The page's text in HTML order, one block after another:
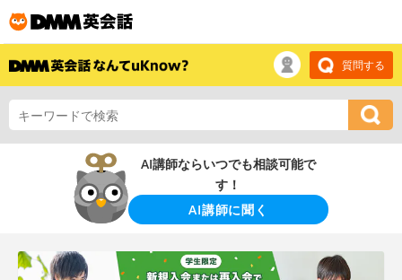
質問する
AI講師ならいつでも相談可能で
す！
AI講師に聞く